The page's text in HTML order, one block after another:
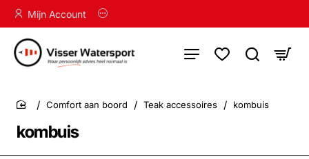
Mijn Account
kombuis
home
Comfort aan boord Teak accessoires kombuis